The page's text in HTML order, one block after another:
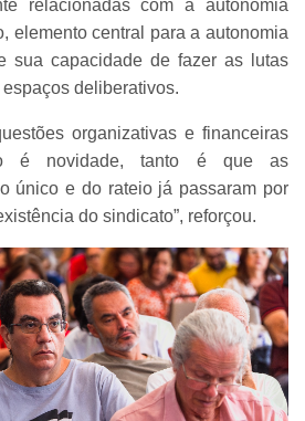
relacionadas com a autonomia
elemento central para a autonomia
sua capacidade de fazer as lutas
deliberativos.
organizativas e financeiras
é novidade, tanto é que as
único e do rateio já passaram por
do sindicato”, reforçou.